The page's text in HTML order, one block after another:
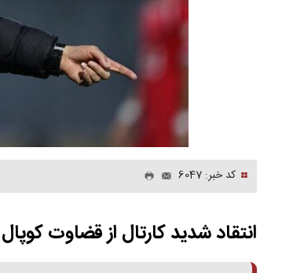
کد خبر: 6047
انتقاد شدید کارتال از قضاوت